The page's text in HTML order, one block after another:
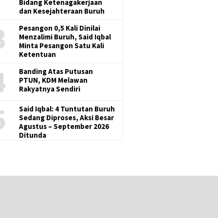
Bidang Ketenagakerjaan
dan Kesejahteraan Buruh
Pesangon 0,5 Kali Dinilai
Menzalimi Buruh, Said Iqbal
Minta Pesangon Satu Kali
Ketentuan
Banding Atas Putusan
PTUN, KDM Melawan
Rakyatnya Sendiri
Said Iqbal: 4 Tuntutan Buruh
Sedang Diproses, Aksi Besar
Agustus – September 2026
Ditunda